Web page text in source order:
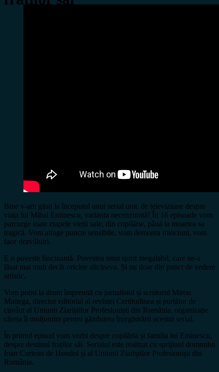
Bine v-am găsit la începutul unui serial unic de televiziune despre
viața lui Mihai Eminescu, varianta necenzurată! În 16 episoade vom
parcurge toate etapele vieții sale, din copilărie, până la moartea sa
tragică. Vom atinge puncte sensibile, vom demonta minciuni, vom
face dezvăluiri.
E o poveste fascinantă. Povestea unui spirit inegalabil, care ne-a
lăsat mai mult decât oricine altcineva. Și nu doar din punct de vedere
artistic.
Vom porni la drum împreună cu jurnalistul și scriitorul Miron
Manega, director editorial al revistei Certitudinea și purtător de
cuvânt al Uniunii Ziariștilor Profesioniști din România, organizație
căreia îi mulțumim pentru găzduirea înregistrării acestui serial.
În primul episod vom vorbi despre copilăria și familia lui Eminescu,
despre destinul fraților săi. Serialul este realizat cu sprijinul domnului
Ioan Curtean de Hondol și al Uniunii Ziariștilor Profesioniști din
România.